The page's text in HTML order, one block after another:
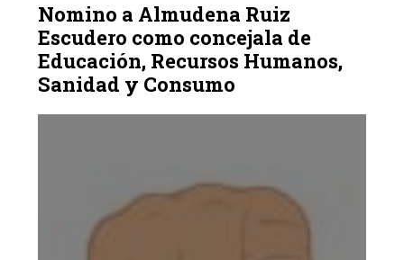
Nomino a Almudena Ruiz
Escudero como concejala de
Educación, Recursos Humanos,
Sanidad y Consumo